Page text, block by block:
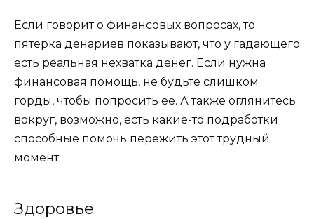
Если говорит о финансовых вопросах, то
пятерка денариев показывают, что у гадающего
есть реальная нехватка денег. Если нужна
финансовая помощь, не будьте слишком
горды, чтобы попросить ее. А также оглянитесь
вокруг, возможно, есть какие-то подработки
способные помочь пережить этот трудный
момент.
Здоровье